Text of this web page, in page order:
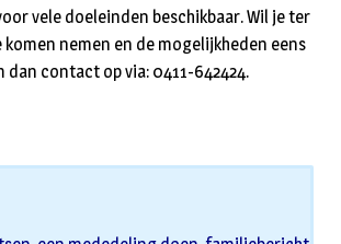
vele doeleinden beschikbaar. Wil je ter
komen nemen en de mogelijkheden eens
dan contact op via: 0411-642424.